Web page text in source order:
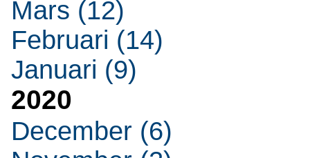
Mars (12)
Februari (14)
Januari (9)
2020
December (6)